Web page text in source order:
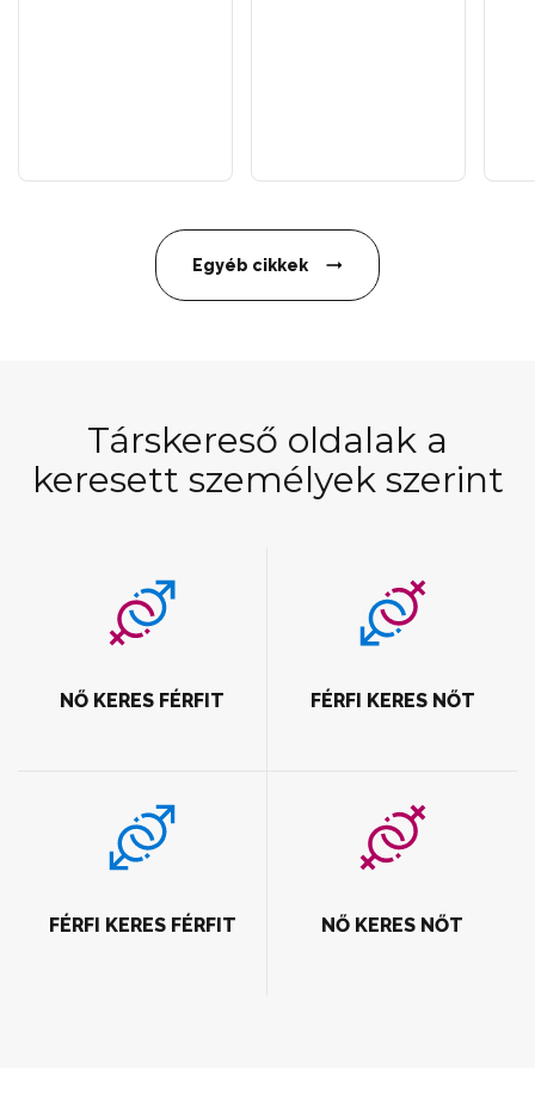
Egyéb cikkek
Társkereső oldalak a
keresett személyek szerint
NŐ KERES FÉRFIT FÉRFI KERES NŐT
FÉRFI KERES FÉRFIT NŐ KERES NŐT